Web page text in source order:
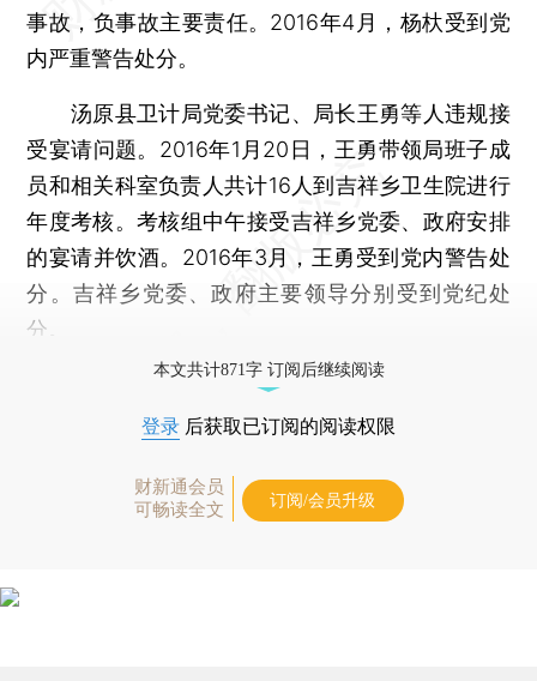
事故，负事故主要责任。2016年4月，杨杕受到党
内严重警告处分。
汤原县卫计局党委书记、局长王勇等人违规接
受宴请问题。2016年1月20日，王勇带领局班子成
员和相关科室负责人共计16人到吉祥乡卫生院进行
年度考核。考核组中午接受吉祥乡党委、政府安排
的宴请并饮酒。2016年3月，王勇受到党内警告处
分。吉祥乡党委、政府主要领导分别受到党纪处
分。
本文共计871字 订阅后继续阅读
登录 后获取已订阅的阅读权限
财新通会员
可畅读全文
订阅/会员升级